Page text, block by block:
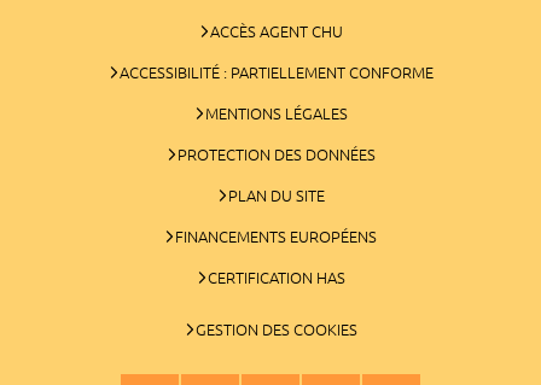
ACCÈS AGENT CHU
ACCESSIBILITÉ : PARTIELLEMENT CONFORME
MENTIONS LÉGALES
PROTECTION DES DONNÉES
PLAN DU SITE
FINANCEMENTS EUROPÉENS
CERTIFICATION HAS
GESTION DES COOKIES